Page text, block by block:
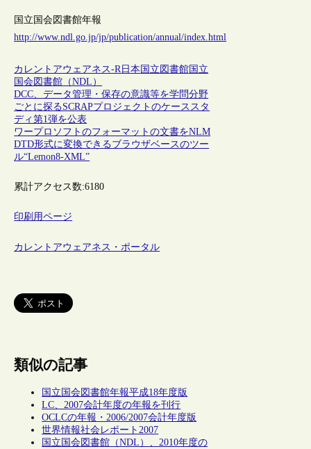
国立国会図書館年報
http://www.ndl.go.jp/jp/publication/annual/index.html
カレントアウェアネス-R日本 国立図書館国立
国会図書館（NDL）
DCC、データ管理・保存の意識等を学問分野
ごとに探るSCRAPプロジェクトのケーススタ
ディ第1弾を公表
ワープロソフトのフォーマットの文書をNLM
DTD形式に変換できるブラウザベースのツー
ル“Lemon8-XML”
累計アクセス数:6180
印刷用ページ
カレントアウェアネス・ポータル
類似の記事
国立国会図書館年報平成18年度版
LC、2007会計年度の年報を刊行
OCLCの年報・2006/2007会計年度版
世界情報社会レポート2007
国立国会図書館（NDL）、2010年度の